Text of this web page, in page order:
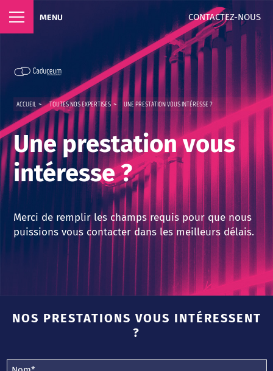
MENU CONTACTEZ-NOUS
ACCUEIL > TOUTES NOS EXPERTISES > UNE PRESTATION VOUS INTÉRESSE ?
Une prestation vous
intéresse ?
Merci de remplir les champs requis pour que nous
puissions vous contacter dans les meilleurs délais.
NOS PRESTATIONS VOUS INTÉRESSENT
?